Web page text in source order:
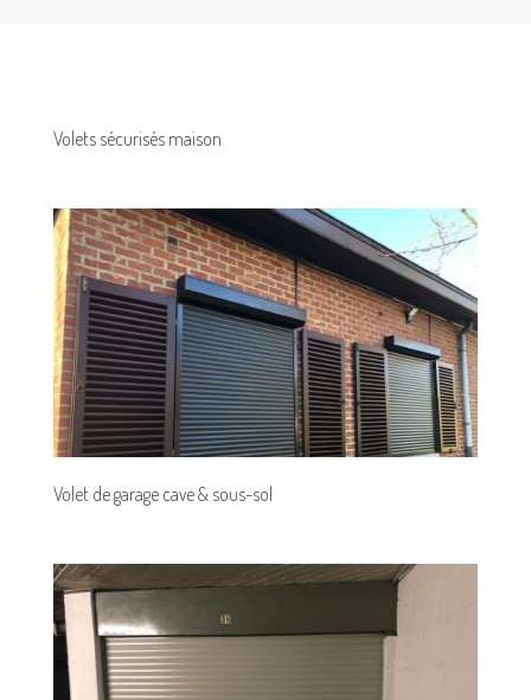
Volets sécurisés maison
Volet de garage cave & sous-sol